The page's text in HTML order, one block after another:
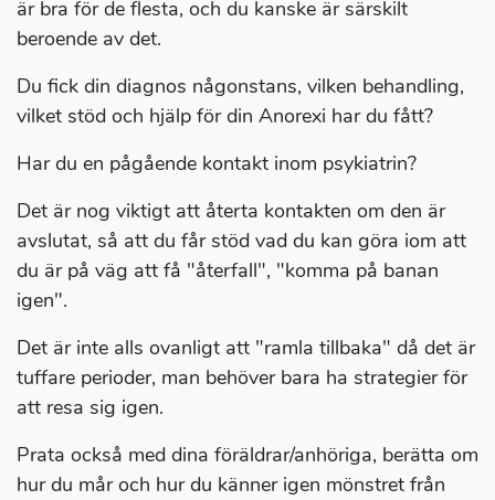
är bra för de flesta, och du kanske är särskilt
beroende av det.
Du fick din diagnos någonstans, vilken behandling,
vilket stöd och hjälp för din Anorexi har du fått?
Har du en pågående kontakt inom psykiatrin?
Det är nog viktigt att återta kontakten om den är
avslutat, så att du får stöd vad du kan göra iom att
du är på väg att få "återfall", "komma på banan
igen".
Det är inte alls ovanligt att "ramla tillbaka" då det är
tuffare perioder, man behöver bara ha strategier för
att resa sig igen.
Prata också med dina föräldrar/anhöriga, berätta om
hur du mår och hur du känner igen mönstret från